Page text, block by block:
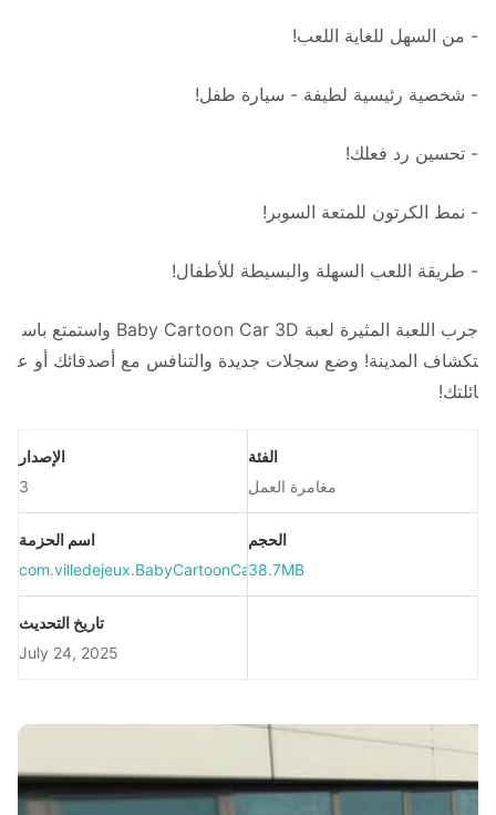
- من السهل للغاية اللعب!
- شخصية رئيسية لطيفة - سيارة طفل!
- تحسين رد فعلك!
- نمط الكرتون للمتعة السوبر!
- طريقة اللعب السهلة والبسيطة للأطفال!
جرب اللعبة المثيرة لعبة Baby Cartoon Car 3D واستمتع باس
تكشاف المدينة! وضع سجلات جديدة والتنافس مع أصدقائك أو ع
ائلتك!
الإصدار
3
الفئة
مغامرة العمل
اسم الحزمة
com.villedejeux.BabyCartoonCar3D
الحجم
38.7MB
تاريخ التحديث
July 24, 2025